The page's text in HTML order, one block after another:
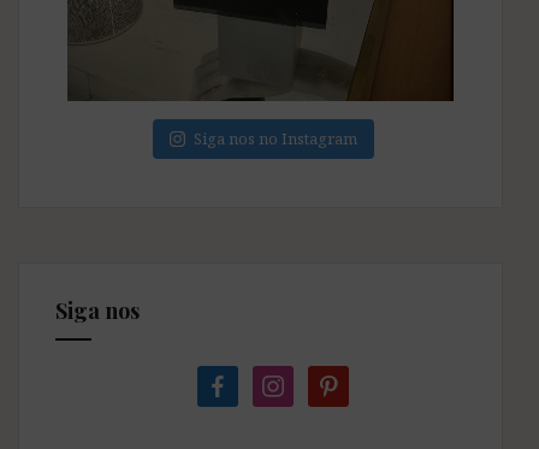
Siga nos no Instagram
Siga nos
facebookinstagrampinterest